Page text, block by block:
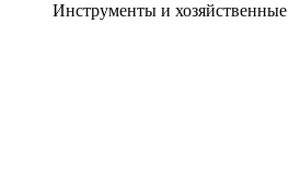
Инструменты и